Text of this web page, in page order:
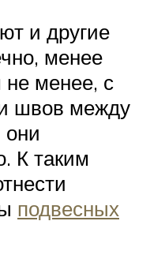
и другие
менее
менее, с
швов между
К таким
подвесных